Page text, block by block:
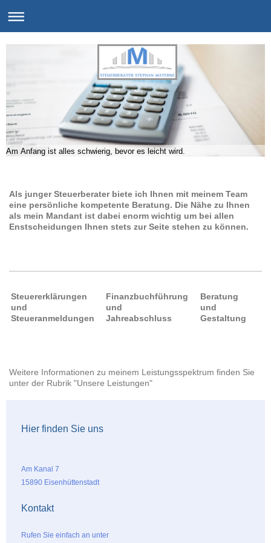
Am Anfang ist alles schwierig, bevor es leicht wird.
Als junger Steuerberater biete ich Ihnen mit meinem Team
eine persönliche kompetente Beratung. Die Nähe zu Ihnen
als mein Mandant ist dabei enorm wichtig um bei allen
Enstscheidungen Ihnen stets zur Seite stehen zu können.
Steuererklärungen
und
Steueranmeldungen
Finanzbuchführung
und
Jahreabschluss
Beratung
und
Gestaltung
Weitere Informationen zu meinem Leistungsspektrum finden Sie
unter der Rubrik "Unsere Leistungen"
Hier finden Sie uns
Am Kanal 7
15890 Eisenhüttenstadt
Kontakt
Rufen Sie einfach an unter